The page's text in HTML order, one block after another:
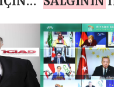
İTİBAREN
BİRLİĞİ